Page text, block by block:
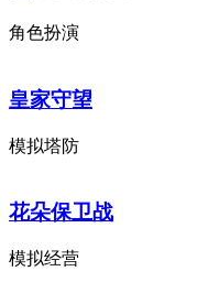
角色扮演
皇家守望
模拟塔防
花朵保卫战
模拟经营